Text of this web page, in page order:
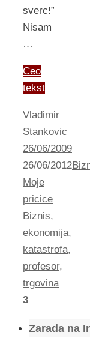
sverc!”
Nisam
…
Ceo
tekst
Vladimir
Stankovic
26/06/2009
26/06/2012
Moje
pricice
Biznis,
ekonomija,
katastrofa,
profesor,
trgovina
3
Zarada na